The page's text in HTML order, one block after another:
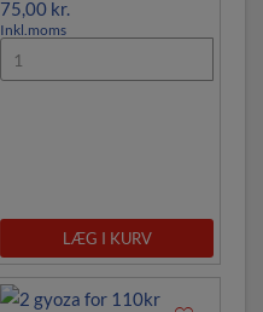
75,00 kr.
Inkl.moms
LÆG I KURV